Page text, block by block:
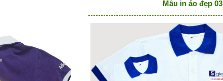
Mẫu in áo đẹp 03